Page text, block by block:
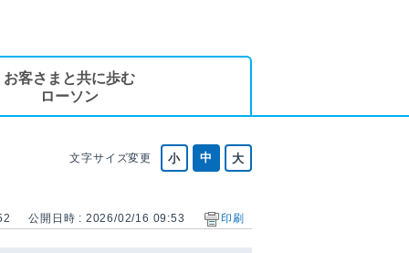
お客さまと共に歩む
ローソン
文字サイズ変更
公開日時 : 2026/02/16 09:53 印刷